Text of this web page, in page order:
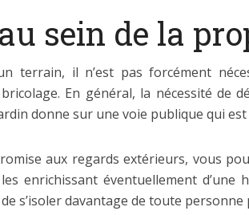
sein de la
il n’est pas forcément
En général, la nécessité de
donne sur une voie publique qui
aux regards extérieurs, vous
enrichissant éventuellement
s’isoler davantage de toute personne